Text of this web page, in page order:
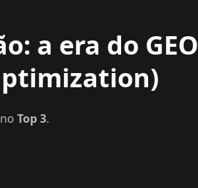
a era do GEO
Top 3.